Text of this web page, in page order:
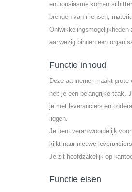
enthousiasme komen
brengen van mensen,
Ontwikkelingsmogelijkheden
aanwezig binnen een
Functie inhoud
Deze aannemer maakt
heb je een belangrijke taak.
je met leveranciers en
liggen.
Je bent verantwoordelijk
kijkt naar nieuwe
Je zit hoofdzakelijk op
Functie eisen